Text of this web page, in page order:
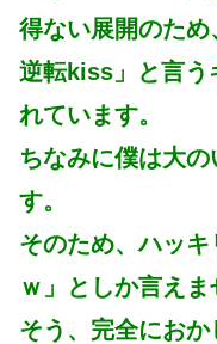
得ない展開のた
逆転kiss」と言う
れています。
ちなみに僕は大
す。
そのため、ハッ
ｗ」としか言えま
そう、完全にお